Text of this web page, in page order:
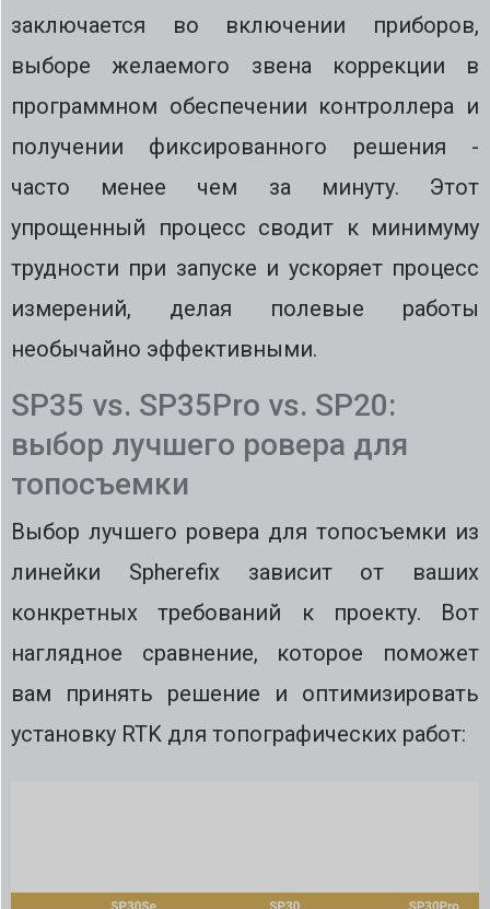
заключается во включении приборов,
выборе желаемого звена коррекции в
программном обеспечении контроллера и
получении фиксированного решения -
часто менее чем за минуту. Этот
упрощенный процесс сводит к минимуму
трудности при запуске и ускоряет процесс
измерений, делая полевые работы
необычайно эффективными.
SP35 vs. SP35Pro vs. SP20:
выбор лучшего ровера для
топосъемки
Выбор лучшего ровера для топосъемки из
линейки Spherefix зависит от ваших
конкретных требований к проекту. Вот
наглядное сравнение, которое поможет
вам принять решение и оптимизировать
установку RTK для топографических работ: